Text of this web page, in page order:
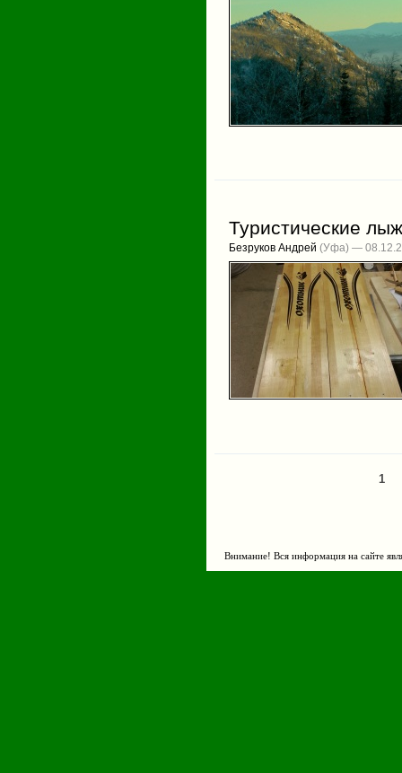
Туристические
Безруков Андрей (Уфа) —
1
Внимание! Вся информация на сайте